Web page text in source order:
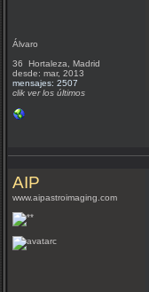
Álvaro
36 Hortaleza, Madrid
desde: mar, 2013
mensajes: 2507
clik ver los últimos
AIP
www.aipastroimaging.com